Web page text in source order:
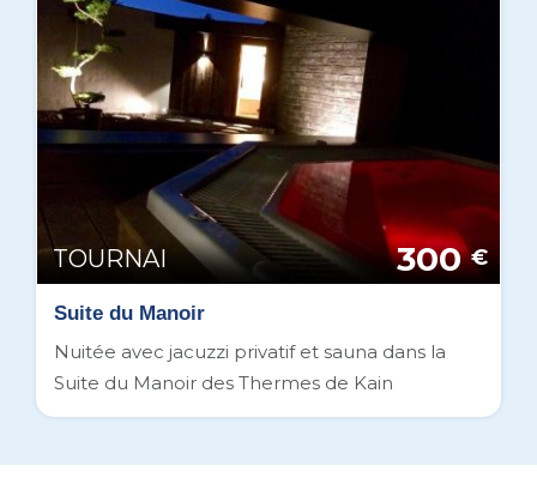
TOURNAI 300 €
Suite du Manoir
Nuitée avec jacuzzi privatif et sauna dans la
Suite du Manoir des Thermes de Kain